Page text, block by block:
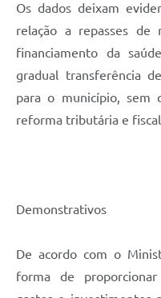
Os dados deixam
relação a repasses de
financiamento da
gradual transferência
para o município, sem
reforma tributária e
Demonstrativos
De acordo com o
forma de